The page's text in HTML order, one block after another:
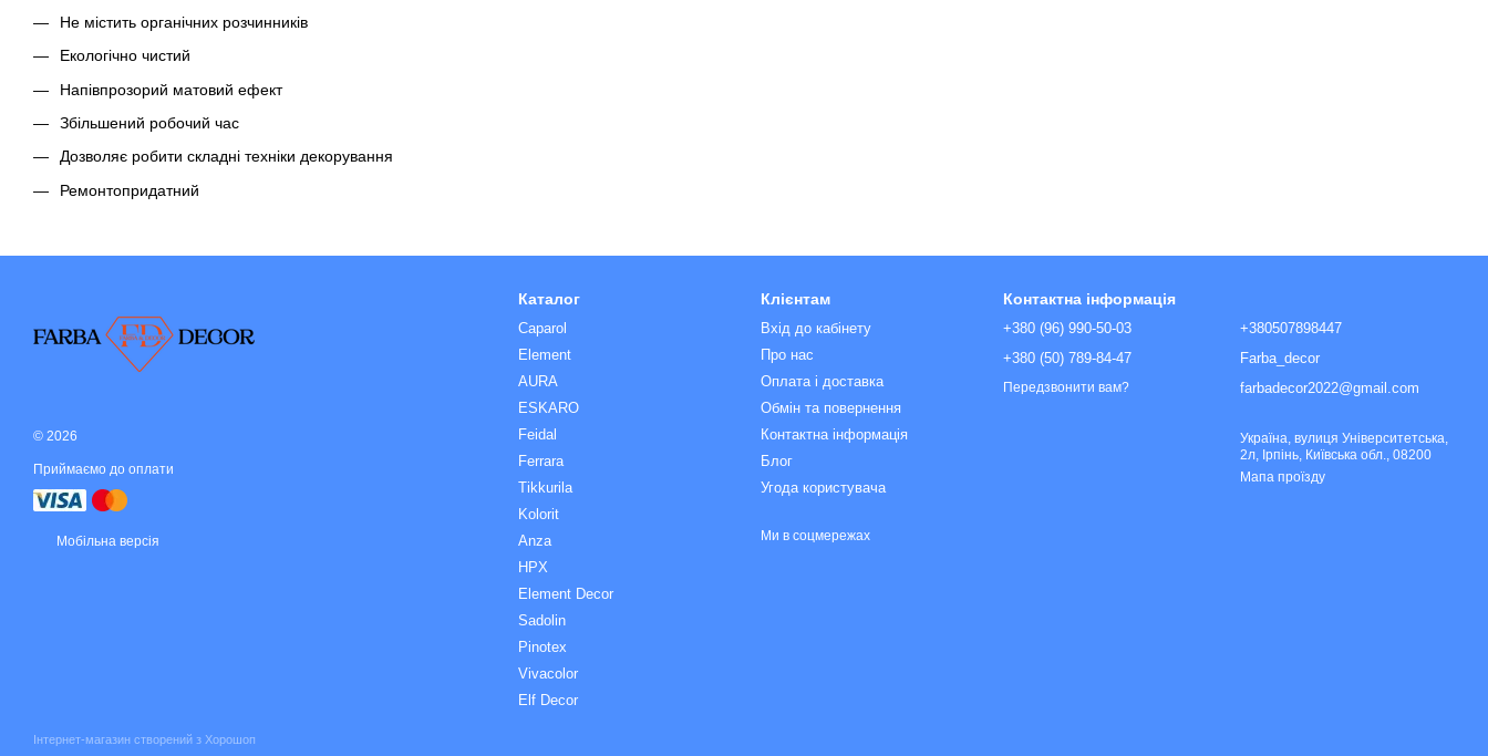
Не містить органічних розчинників
Екологічно чистий
Напівпрозорий матовий ефект
Збільшений робочий час
Дозволяє робити складні техніки декорування
Ремонтопридатний
© 2026
Приймаємо до оплати
Мобільна версія
Інтернет-магазин створений з Хорошоп
Каталог
Caparol
Element
AURA
ESKARO
Feidal
Ferrara
Tikkurila
Kolorit
Anza
HPX
Element Decor
Sadolin
Pinotex
Vivacolor
Elf Decor
Клієнтам
Вхід до кабінету
Про нас
Оплата і доставка
Обмін та повернення
Контактна інформація
Блог
Угода користувача
Ми в соцмережах
Контактна інформація
+380 (96) 990-50-03
+380 (50) 789-84-47
Передзвонити вам?
+380507898447
Farba_decor
farbadecor2022@gmail.com
Україна, вулиця Університетська,
2л, Ірпінь, Київська обл., 08200
Мапа проїзду